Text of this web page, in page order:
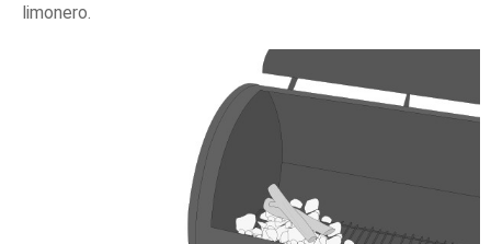
limonero.